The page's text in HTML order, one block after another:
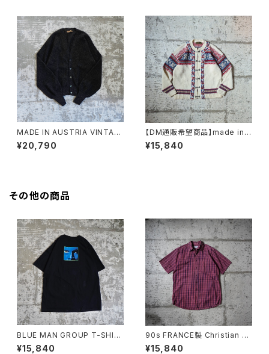
MADE IN AUSTRIA VINTAG
E FANNI LEMMERMAYER AL
PACA KNIT CARDIGAN
¥20,790
【DM通販希望商品】made in n
orway tyrolean sweater
¥15,840
その他の商品
BLUE MAN GROUP T-SHIR
T
¥15,840
90s FRANCE製 Christian Di
or Checkered S/S Shirt
¥15,840